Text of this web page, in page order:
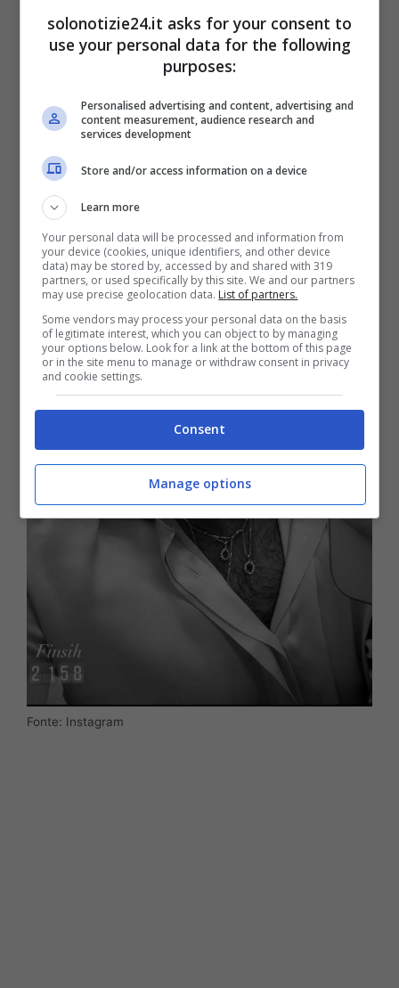
orecchie.
Fonte: Instagram
solonotizie24.it asks for your consent to
use your personal data for the following
purposes:
Personalised advertising and content, advertising and
content measurement, audience research and
services development
Store and/or access information on a device
Learn more
Your personal data will be processed and information from
your device (cookies, unique identifiers, and other device
data) may be stored by, accessed by and shared with 319
partners, or used specifically by this site. We and our partners
may use precise geolocation data. List of partners.
Some vendors may process your personal data on the basis
of legitimate interest, which you can object to by managing
your options below. Look for a link at the bottom of this page
or in the site menu to manage or withdraw consent in privacy
and cookie settings.
Consent
Manage options